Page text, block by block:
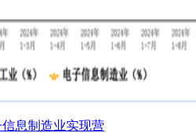
息制造业实现营